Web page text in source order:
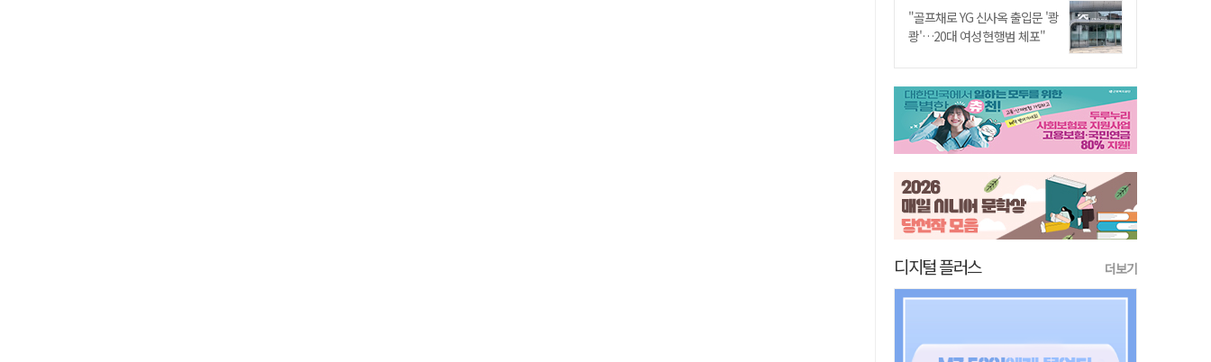
"골프채로 YG 신사옥 출입문 '쾅
쾅'…20대 여성 현행범 체포"
디지털 플러스 더보기